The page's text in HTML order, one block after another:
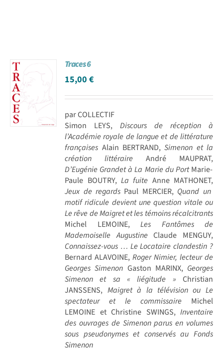
Traces 6
15,00€
par COLLECTIF
Simon LEYS, Discours de réception à
l’Académie royale de langue et de littérature
françaises Alain BERTRAND,Simenon et la
création littéraire André MAUPRAT,
D’Eugénie Grandet à La Marie du PortMarie-
Paule BOUTRY,La fuite Anne MATHONET,
Jeux de regardsPaul MERCIER, Quand un
motif ridicule devient une question vitale ou
Le rêve de Maigret et les témoins récalcitrants
Michel LEMOINE,Les Fantômes de
Mademoiselle Augustine Claude MENGUY,
Connaissez-vous … Le Locataire clandestin ?
Bernard ALAVOINE,Roger Nimier, lecteur de
Georges Simenon Gaston MARINX, Georges
Simenon et sa « liégitude » Christian
JANSSENS, Maigret à la télévision ou Le
spectateur et le commissaire Michel
LEMOINE et Christine SWINGS, Inventaire
des ouvrages de Simenon parus en volumes
sous pseudonymes et conservés au Fonds
Simenon